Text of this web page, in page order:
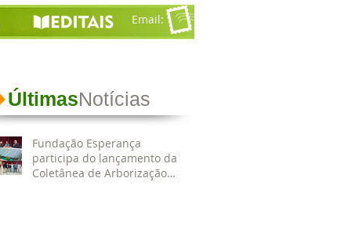
Email:
ÚltimasNotícias
Fundação Esperança
participa do lançamento da
Coletânea de Arborização